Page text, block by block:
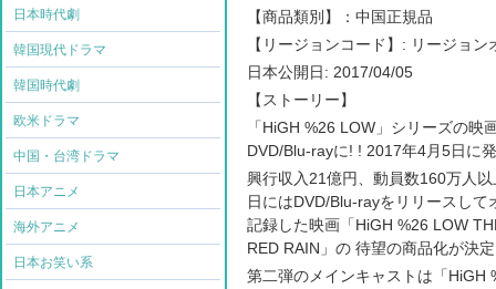
日本時代劇
韓国現代ドラマ
韓国時代劇
欧米ドラマ
中国・台湾ドラマ
日本アニメ
海外アニメ
日本お笑い系
【商品類別】：中国正規品
【リージョンコード】 : リージョン
日本公開日: 2017/04/05
【ストーリー】
「HiGH %26 LOW 」シリーズの映
DVD/Blu-rayに! ! 2017年4月5日に
興行収入 21億円、動員数160万人
日にはDVD/Blu-rayをリリースして
記録した映画「HiGH %26 LOW
RED RAIN 」の 待望の商品化が決定
第二弾のメインキャストは「HiGH